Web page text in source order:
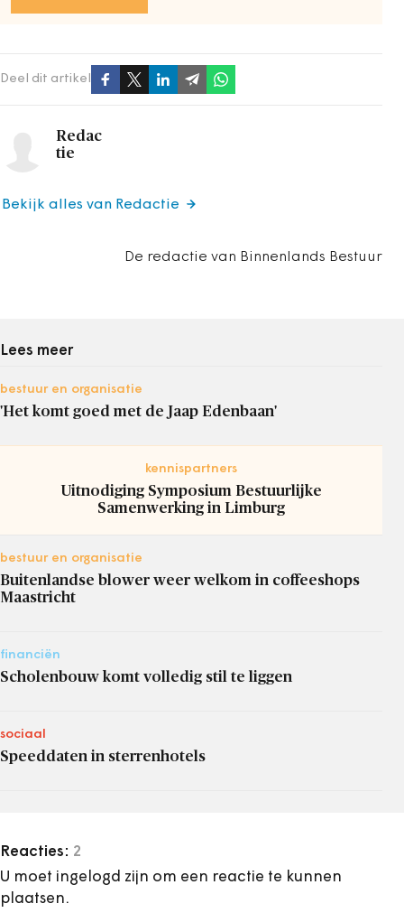
Deel dit artikel
Redac
tie
De redactie van Binnenlands Bestuur
Bekijk alles van Redactie
Lees meer
bestuur en organisatie
'Het komt goed met de Jaap Edenbaan'
kennispartners
Uitnodiging Symposium Bestuurlijke
Samenwerking in Limburg
bestuur en organisatie
Buitenlandse blower weer welkom in coffeeshops
Maastricht
financiën
Scholenbouw komt volledig stil te liggen
sociaal
Speeddaten in sterrenhotels
Reacties: 2
U moet ingelogd zijn om een reactie te kunnen
plaatsen.